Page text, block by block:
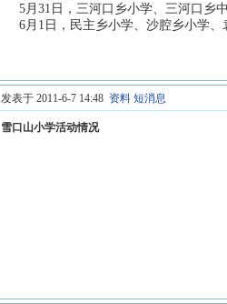
5月31日，三河口乡小学、三河口乡
6月1日，民主乡小学、沙腔乡小学、
发表于 2011-6-7 14:48 资料 短消息
雪口山小学活动情况